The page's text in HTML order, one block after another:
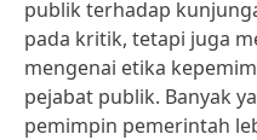
publik terhadap
pada kritik, tetapi juga
mengenai etika
pejabat publik. Banyak
pemimpin pemerintah